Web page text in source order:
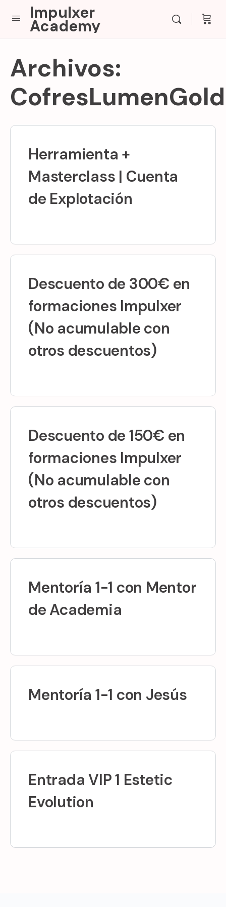
Impulxer
Academy
Archivos:
CofresLumenGold
Herramienta +
Masterclass | Cuenta
de Explotación
Descuento de 300€ en
formaciones Impulxer
(No acumulable con
otros descuentos)
Descuento de 150€ en
formaciones Impulxer
(No acumulable con
otros descuentos)
Mentoría 1-1 con Mentor
de Academia
Mentoría 1-1 con Jesús
Entrada VIP 1 Estetic
Evolution